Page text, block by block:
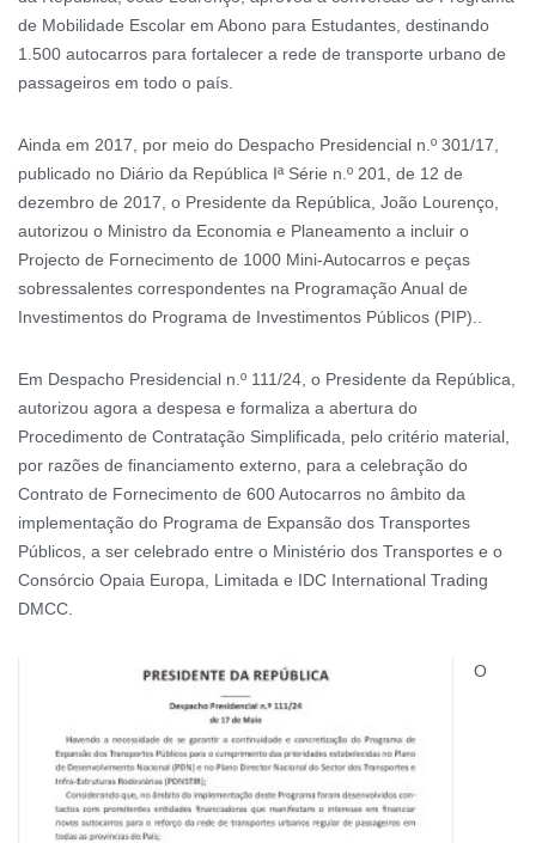
de Mobilidade Escolar em Abono para Estudantes, destinando
1.500 autocarros para fortalecer a rede de transporte urbano de
passageiros em todo o país.
Ainda em 2017, por meio do Despacho Presidencial n.º 301/17,
publicado no Diário da República Iª Série n.º 201, de 12 de
dezembro de 2017, o Presidente da República, João Lourenço,
autorizou o Ministro da Economia e Planeamento a incluir o
Projecto de Fornecimento de 1000 Mini-Autocarros e peças
sobressalentes correspondentes na Programação Anual de
Investimentos do Programa de Investimentos Públicos (PIP)..
Em Despacho Presidencial n.º 111/24, o Presidente da República,
autorizou agora a despesa e formaliza a abertura do
Procedimento de Contratação Simplificada, pelo critério material,
por razões de financiamento externo, para a celebração do
Contrato de Fornecimento de 600 Autocarros no âmbito da
implementação do Programa de Expansão dos Transportes
Públicos, a ser celebrado entre o Ministério dos Transportes e o
Consórcio Opaia Europa, Limitada e IDC International Trading
DMCC.
O